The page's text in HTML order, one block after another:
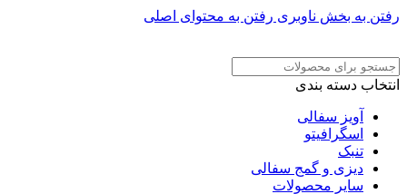
رفتن به بخش ناوبری رفتن به محتوای اصلی
انتخاب دسته بندی
آویز سفالی
اسگرافیتو
تنبک
دیزی و گمج سفالی
سایر محصولات